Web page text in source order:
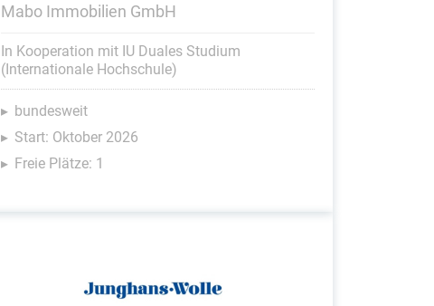
Mabo Immobilien GmbH
In Kooperation mit IU Duales Studium
(Internationale Hochschule)
bundesweit
Start: Oktober 2026
Freie Plätze: 1